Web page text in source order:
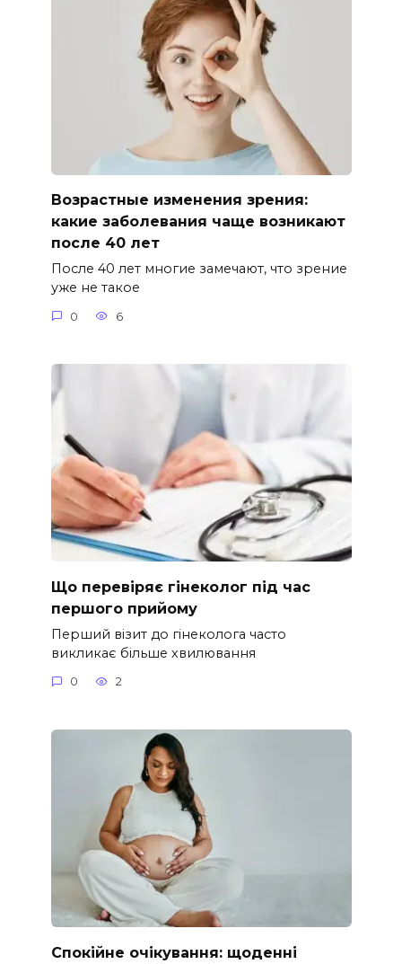
Возрастные изменения зрения:
какие заболевания чаще возникают
после 40 лет
После 40 лет многие замечают, что зрение
уже не такое
0 6
Що перевіряє гінеколог під час
першого прийому
Перший візит до гінеколога часто
викликає більше хвилювання
0 2
Спокійне очікування: щоденні